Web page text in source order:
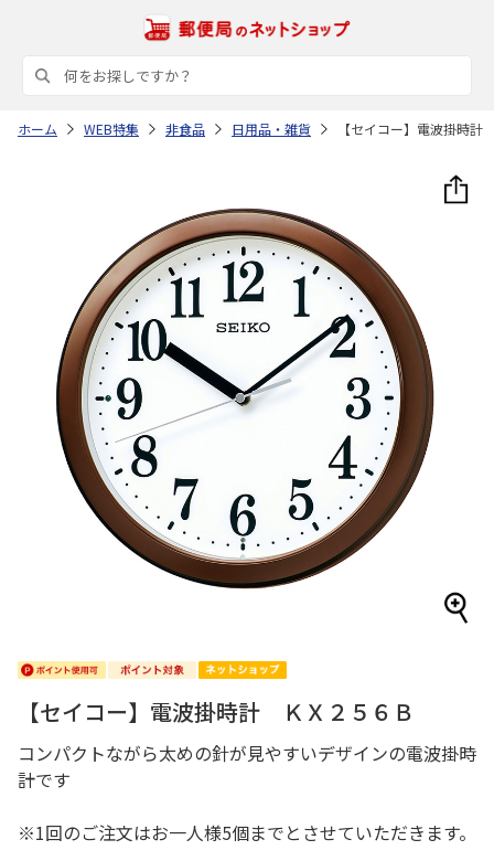
ホーム WEB特集 非食品 日用品・雑貨 【セイコー】電波掛時
【セイコー】電波掛時計 ＫＸ２５６Ｂ
コンパクトながら太めの針が見やすいデザインの電波掛時
計です
※1回のご注文はお一人様5個までとさせていただきます。